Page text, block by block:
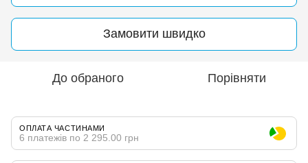
Замовити швидко
До обраного Порівняти
ОПЛАТА ЧАСТИНАМИ
6 платежів по 2 295.00 грн